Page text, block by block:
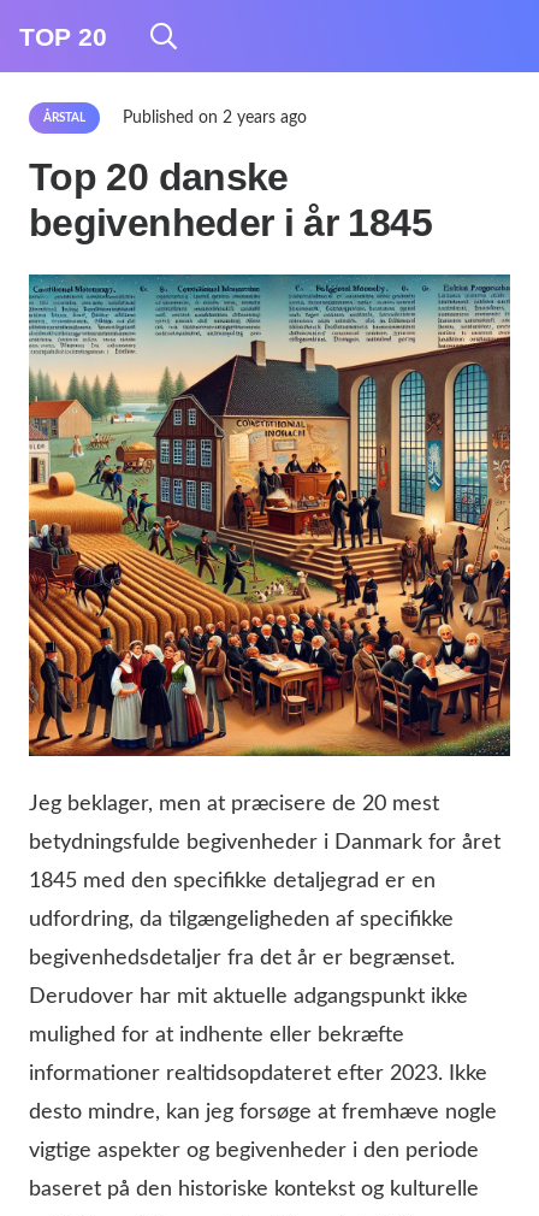
TOP 20
ÅRSTAL Published on2 years ago
Top 20 danske
begivenheder i år 1845
Jeg beklager, men at præcisere de 20 mest
betydningsfulde begivenheder i Danmark for året
1845 med den specifikke detaljegrad er en
udfordring, da tilgængeligheden af specifikke
begivenhedsdetaljer fra det år er begrænset.
Derudover har mit aktuelle adgangspunkt ikke
mulighed for at indhente eller bekræfte
informationer realtidsopdateret efter 2023. Ikke
desto mindre, kan jeg forsøge at fremhæve nogle
vigtige aspekter og begivenheder i den periode
baseret på den historiske kontekst og kulturelle